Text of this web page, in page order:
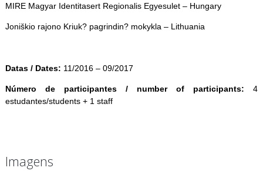
MIRE Magyar Identitasert Regionalis Egyesulet – Hungary
Joniškio rajono Kriuk? pagrindin? mokykla – Lithuania
Datas / Dates: 11/2016 – 09/2017
Número de participantes / number of participants: 4
estudantes/students + 1 staff
Imagens